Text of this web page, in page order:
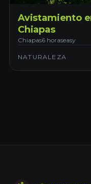
Avistamiento
Chiapas
Chiapas6 horaseasy
NATURALEZA